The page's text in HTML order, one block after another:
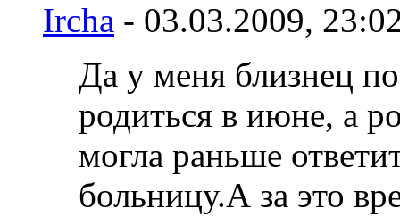
Ircha - 03.03.2009,
Да у меня близнец
родиться в июне, а
могла раньше
больницу.А за это